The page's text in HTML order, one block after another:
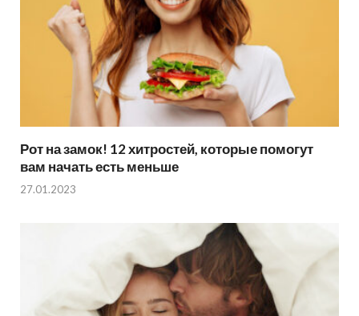
Рот на замок! 12 хитростей, которые помогут
вам начать есть меньше
27.01.2023